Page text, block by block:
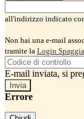
all'indirizzo indicato
Non hai una e-mail
tramite la Login
E-mail inviata, si
Errore